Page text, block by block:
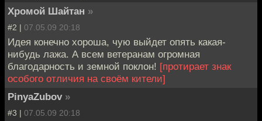
Хромой Шайтан »
#2 | 07.05.09 20:18
Идея конечно хороша, чую выйдет опять какая-
нибудь лажа. А всем ветеранам огромная
благодарность и земной поклон! [протирает знак
особого отличия на своём кители]
PinyaZubov »
#3 | 07.05.09 20:18